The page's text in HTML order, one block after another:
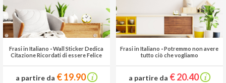
Frasi in Italiano -Wall Sticker Dedica
Citazione Ricordati di essere Felice
a partire da € 19.90
Frasi in Italiano -Potremmo non avere
tutto ciò che vogliamo
a partire da € 20.40